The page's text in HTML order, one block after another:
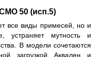
50 (исп.5)
все виды примесей, но и
устраняет мутность и
В модели сочетаются
загрузкой Аквален и